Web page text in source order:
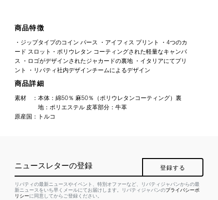
商品特徴
・ジップタイプのコイン パース ・アイフィス プリント ・4つのカ
ード スロット・ポリウレタン コーティングされた軽量なキャンバ
ス ・ロゴがデザインされたジャカードの裏地 ・イタリアにてプリ
ント ・リバティ社内デザインチームによるデザイン
商品詳細
素材 ： 本体：綿50％ 麻50％（ポリウレタンコーティング）裏
地：ポリエステル 皮革部分：牛革
原産国 ： トルコ
ニュースレターの登録 登録する
リバティの最新ニュースやイベント、特別オファーなど、リバティジャパンからの最
新ニュースをいち早くメールにてお届けします。リバティジャパンのプライバシーポ
リシーに同意してからご登録ください。